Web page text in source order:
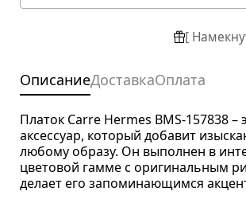
[
ОписаниеДоставкаОплата
Платок Carre Hermes BMS-157838 –
аксессуар, который добавит
любому образу. Он выполнен в
цветовой гамме с оригинальным
делает его запоминающимся